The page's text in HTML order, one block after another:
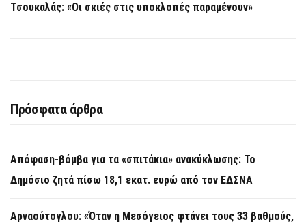
Τσουκαλάς: «Οι σκιές στις υποκλοπές παραμένουν»
Πρόσφατα άρθρα
Απόφαση-βόμβα για τα «σπιτάκια» ανακύκλωσης: Το
Δημόσιο ζητά πίσω 18,1 εκατ. ευρώ από τον ΕΔΣΝΑ
Αρναούτογλου: «Όταν η Μεσόγειος φτάνει τους 33 βαθμούς,